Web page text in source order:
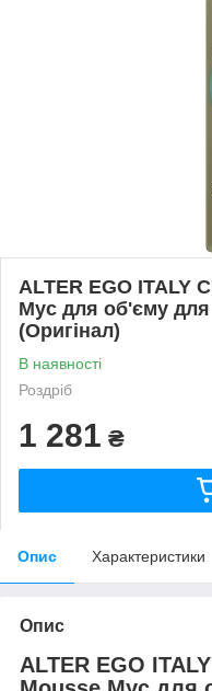
ALTER EGO ITALY
Мус для об'єму
(Оригінал)
В наявності
Роздріб
1 281 ₴
Опис Характеристики
Опис
ALTER EGO